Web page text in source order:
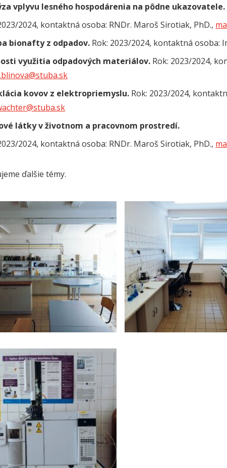
vplyvu lesného hospodárenia na pôdne ukazovatele.
2024, kontaktná osoba: RNDr. Maroš Sirotiak, PhD.,
bionafty z odpadov. Rok: 2023/2024, kontaktná osoba:
využitia odpadových materiálov. Rok: 2023/2024,
kovov z elektropriemyslu. Rok: 2023/2024,
látky v životnom a pracovnom prostredí.
2024, kontaktná osoba: RNDr. Maroš Sirotiak, PhD.,
ďalšie témy.